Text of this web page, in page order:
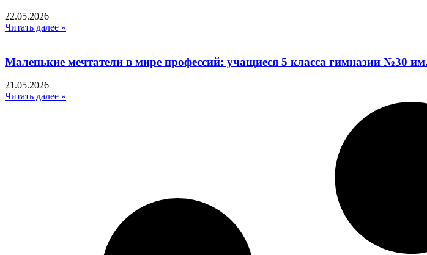
22.05.2026
Читать далее »
Маленькие мечтатели в мире профессий: учащиеся 5 класса гимназии №30
21.05.2026
Читать далее »